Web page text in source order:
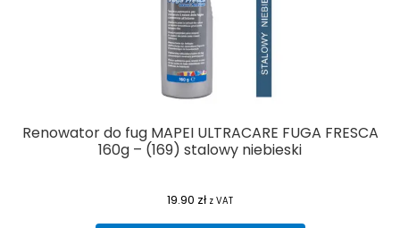
Renowator do fug MAPEI ULTRACARE FUGA FRESCA
160g – (169) stalowy niebieski
19.90 zł z VAT